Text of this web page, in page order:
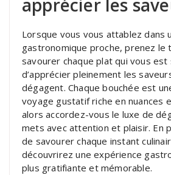
apprécier les
Lorsque vous vous attablez dans
gastronomique proche, prenez le
savourer chaque plat qui vous
d’apprécier pleinement les
dégagent. Chaque bouchée est
voyage gustatif riche en nuances
alors accordez-vous le luxe de
mets avec attention et plaisir. En
de savourer chaque instant
découvrirez une expérience
plus gratifiante et mémorable.